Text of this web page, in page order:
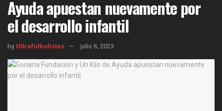
Ayuda apuestan nuevamente por
el desarrollo infantil
by Ultrafutbolistas julio 6, 2023